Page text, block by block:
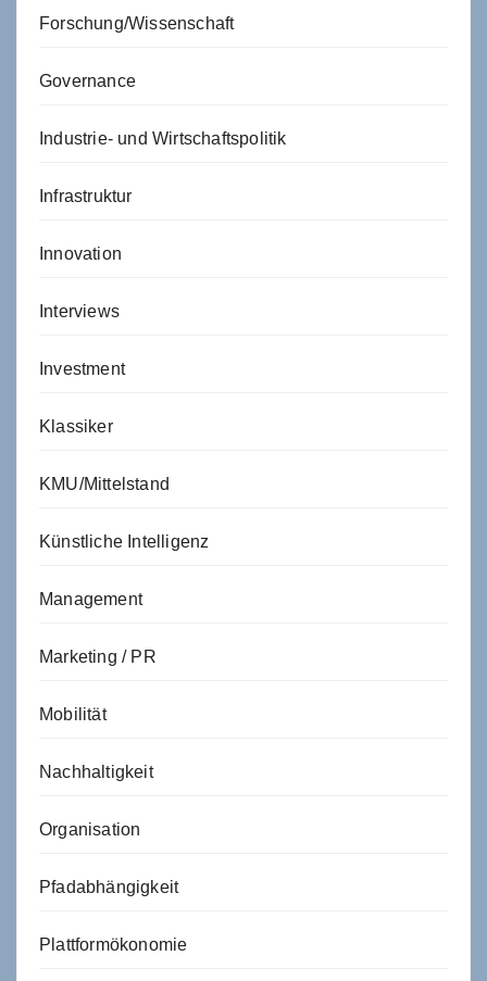
Forschung/Wissenschaft
Governance
Industrie- und Wirtschaftspolitik
Infrastruktur
Innovation
Interviews
Investment
Klassiker
KMU/Mittelstand
Künstliche Intelligenz
Management
Marketing / PR
Mobilität
Nachhaltigkeit
Organisation
Pfadabhängigkeit
Plattformökonomie